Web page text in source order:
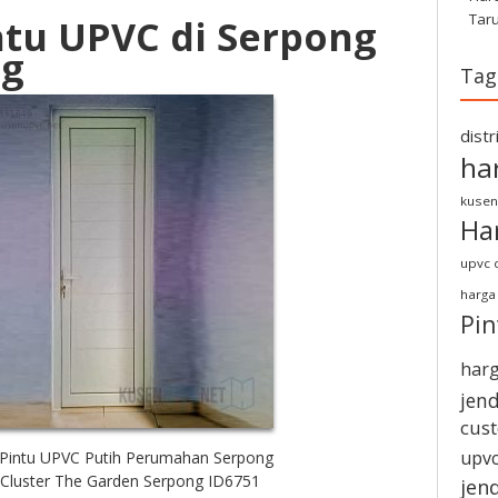
UPVC di Serpong
UPVC Putih Perumahan Serpong
The Garden Serpong ID6751
upvc